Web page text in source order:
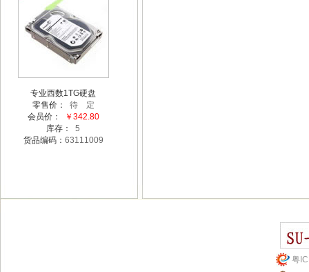
专业西数1TG硬盘
零售价： 待 定
会员价：
￥342.80
库存：5
货品编码： 63111009
粤